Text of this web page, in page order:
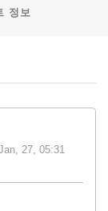
정보
27, 05:31